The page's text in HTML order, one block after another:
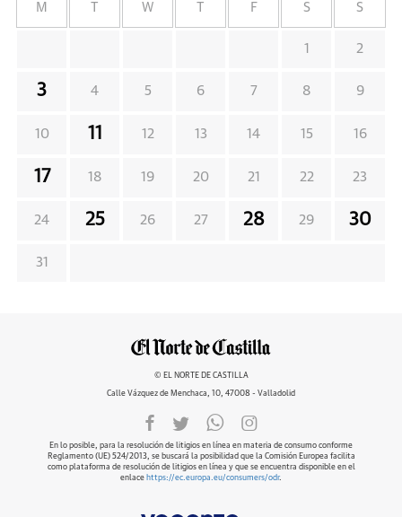
M W F S S
1 2
3 4 5 6 7 8 9
10 11 12 13 14 15 16
17 18 19 20 21 22 23
24 25 26 27 28 29 30
31
© EL NORTE DE CASTILLA
Calle Vázquez de Menchaca, 10, 47008 - Valladolid
En lo posible, para la resolución de litigios en línea en materia de consumo conforme
Reglamento (UE) 524/2013, se buscará la posibilidad que la Comisión Europea facilita
como plataforma de resolución de litigios en línea y que se encuentra disponible en el
enlace https://ec.europa.eu/consumers/odr.